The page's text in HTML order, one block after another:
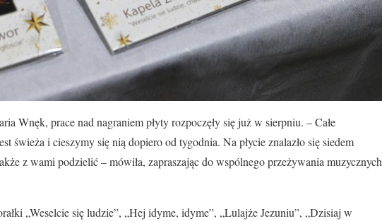
Wnęk, prace nad nagraniem płyty rozpoczęły się już w sierpniu. – Całe
świeża i cieszymy się nią dopiero od tygodnia. Na płycie znalazło się siedem
z wami podzielić – mówiła, zapraszając do wspólnego przeżywania muzycznych
„Weselcie się ludzie”, „Hej idyme, idyme”, „Lulajże Jezuniu”, „Dzisiaj w